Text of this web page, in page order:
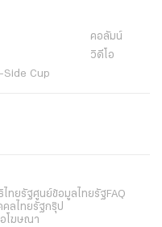
คอลัมน์
วิดีโอ
Side Cup
ไทยรัฐศูนย์ข้อมูลไทยรัฐFAQ
ลไทยรัฐกรุ๊ป
โฆษณา